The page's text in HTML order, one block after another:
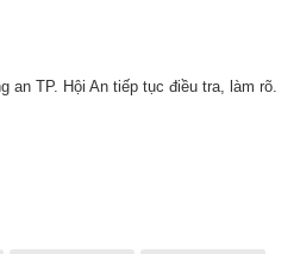
an TP. Hội An tiếp tục điều tra, làm rõ.